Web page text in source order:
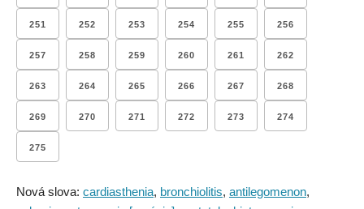
251 252 253 254 255 256
257 258 259 260 261 262
263 264 265 266 267 268
269 270 271 272 273 274
275
Nová slova: cardiasthenia, bronchiolitis, antilegomenon,